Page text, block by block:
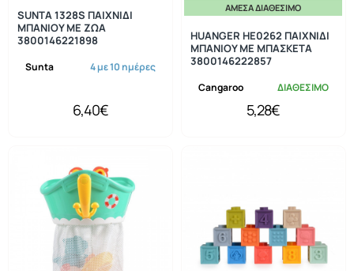
Sunta 4 με 10 ημέρες
SUNTA 1328S ΠΑΙΧΝΙΔΙ
ΜΠΑΝΙΟΥ ΜΕ ΖΩΑ
3800146221898
6,40€
ΆΜΕΣΑ ΔΙΑΘΈΣΙΜΟ
Cangaroo ΔΙΑΘΕΣΙΜΟ
HUANGER HE0262 ΠΑΙΧΝΙΔΙ
ΜΠΑΝΙΟΥ ΜΕ ΜΠΑΣΚΕΤΑ
3800146222857
5,28€